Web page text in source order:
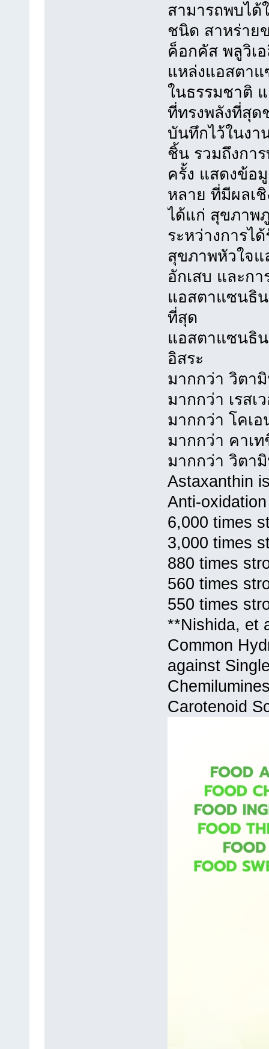
สามารถพบได้
ชนิด สาหร่าย
ค็อกคัส พลูวิเ
แหล่งแอสตา
ในธรรมชาติ
ที่ทรงพลังที่สุด
บันทึกไว้ในงา
ชิ้น รวมถึงกา
ครั้ง แสดงข้อ
หลาย ที่มีผลเ
ได้แก่ สุขภาพ
ระหว่างการไ
สุขภาพหัวใจแ
อักเสบ และก
แอสตาแซนธิ
ที่สุด
แอสตาแซนธิ
อิสระ
มากกว่า วิตา
มากกว่า เรสเ
มากกว่า โคเ
มากกว่า คาเ
มากกว่า วิตา
Astaxanthin
Anti-
6,000 times
3,000 times
880 times
560 times
550 times
**Nishida, et
Common
against
Carotenoid